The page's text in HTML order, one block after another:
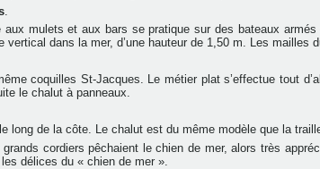
aux mulets et aux bars se pratique sur des bateaux
vertical dans la mer, d’une hauteur de 1,50 m. Les mailles
coquilles St-Jacques. Le métier plat s’effectue tout
le chalut à panneaux.
long de la côte. Le chalut est du même modèle que la
cordiers pêchaient le chien de mer, alors très
délices du « chien de mer ».